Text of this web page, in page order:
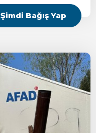
Şimdi Bağış Yap